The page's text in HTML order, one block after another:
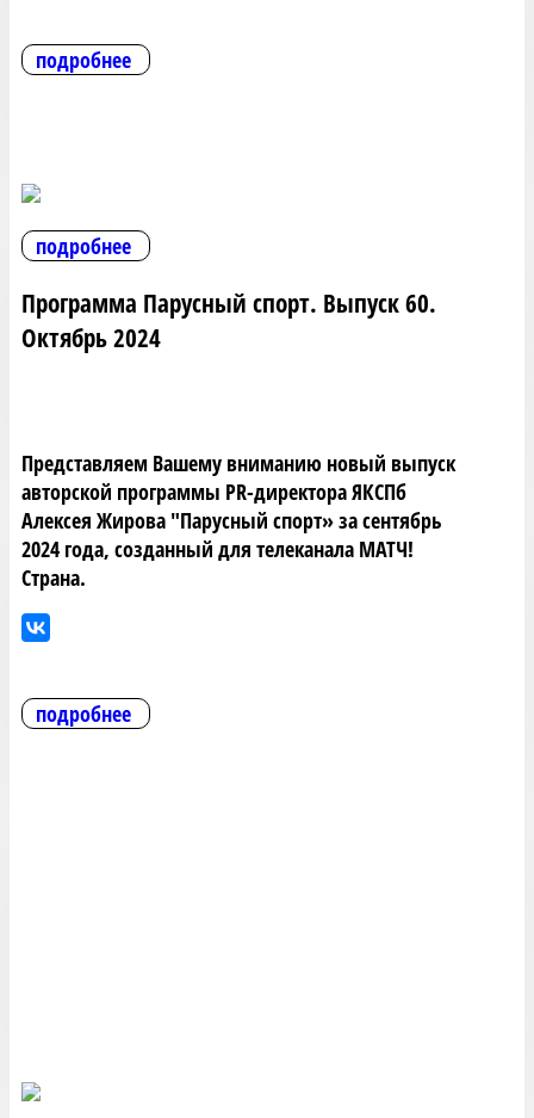
подробнее
подробнее
Программа Парусный спорт. Выпуск 60.
Октябрь 2024
Представляем Вашему вниманию новый выпуск
авторской программы PR-директора ЯКСПб
Алексея Жирова "Парусный спорт» за сентябрь
2024 года, созданный для телеканала МАТЧ!
Страна.
подробнее